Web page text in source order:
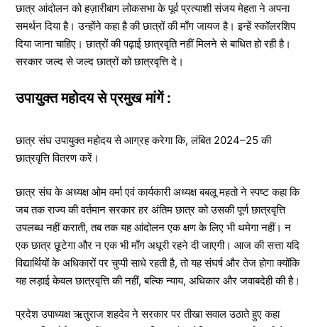
छात्र आंदोलन को हज़ारीबाग लोकसभा के पूर्व प्रत्याशी संजय मेहता ने अपना
समर्थन दिया है। उन्होंने कहा है की छात्रों की माँग जायज है। इन्हें स्कॉलरशिप
दिया जाना चाहिए। छात्रों की पढ़ाई छात्रवृति नहीं मिलने से बाधित हो रही है।
सरकार जल्द से जल्द छात्रों को छात्रवृत्ति दे।
उपायुक्त महोदय से प्रमुख मांगें :
छात्र संघ उपायुक्त महोदय से आग्रह करेगा कि, लंबित 2024–25 की
छात्रवृत्ति वितरण करें।
छात्र संघ के अध्यक्ष ओम वर्मा एवं कार्यकारी अध्यक्ष बबलू महतो ने स्पष्ट कहा कि
जब तक राज्य की वर्तमान सरकार हर अंतिम छात्र को उसकी पूर्ण छात्रवृत्ति
उपलब्ध नहीं कराती, तब तक यह आंदोलन एक क्षण के लिए भी थमेगा नहीं। न
एक छात्र छूटेगा और न एक भी माँग अधूरी रहने दी जाएगी। आज की सत्ता यदि
विद्यार्थियों के अधिकारों पर चुप्पी साधे रहती है, तो यह संघर्ष और तेज होगा क्योंकि
यह लड़ाई केवल छात्रवृत्ति की नहीं, बल्कि न्याय, अधिकार और जवाबदेही की है।
प्रदेश उपाध्यक्ष ऋतुराज शहदेव ने सरकार पर तीखा सवाल उठाते हुए कहा